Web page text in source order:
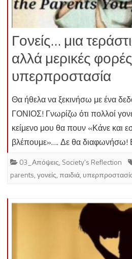
Γονείς… μια
αλλά μερικές
υπερπροστασία
Θα ήθελα να ξεκινήσω με ένα
ΓΟΝΙΟΣ! Γνωρίζω ότι πολλοί
κείμενο μου θα πουν «Κάνε και
βλέπουμε»…. Δε θα διαφωνήσω!
03_Απόψεις, Society's Reflection
parents,γονείς,παιδιά,